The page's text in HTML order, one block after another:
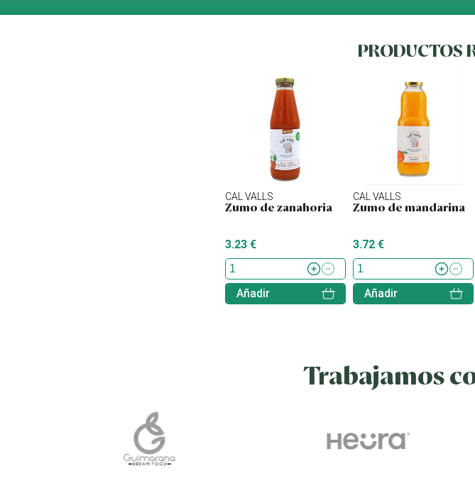
PRODUCTOS
CAL VALLS
Zumo de zanahoria
3.23 €
Añadir
CAL VALLS
Zumo de mandarina
3.72 €
Añadir
Trabajamos